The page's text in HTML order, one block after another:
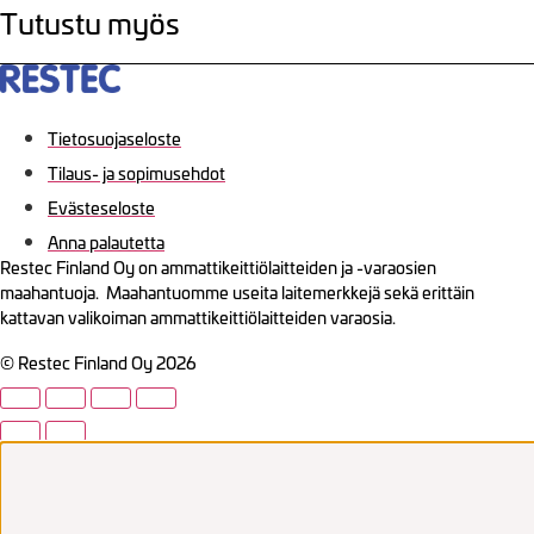
Tutustu myös
Tietosuojaseloste
Tilaus- ja sopimusehdot
Evästeseloste
Anna palautetta
Restec Finland Oy on ammattikeittiölaitteiden ja -varaosien
maahantuoja. Maahantuomme useita laitemerkkejä sekä erittäin
kattavan valikoiman ammattikeittiölaitteiden varaosia.
© Restec Finland Oy 2026